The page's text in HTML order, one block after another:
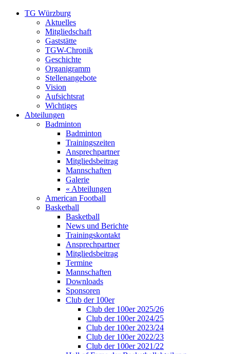
TG Würzburg
Aktuelles
Mitgliedschaft
Gaststätte
TGW-Chronik
Geschichte
Organigramm
Stellenangebote
Vision
Aufsichtsrat
Wichtiges
Abteilungen
Badminton
Badminton
Trainingszeiten
Ansprechpartner
Mitgliedsbeitrag
Mannschaften
Galerie
« Abteilungen
American Football
Basketball
Basketball
News und Berichte
Trainingskontakt
Ansprechpartner
Mitgliedsbeitrag
Termine
Mannschaften
Downloads
Sponsoren
Club der 100er
Club der 100er 2025/26
Club der 100er 2024/25
Club der 100er 2023/24
Club der 100er 2022/23
Club der 100er 2021/22